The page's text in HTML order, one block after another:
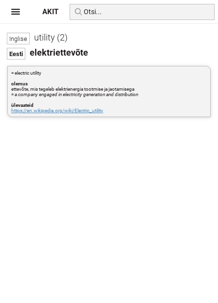
utility (2)
elektriettevõte
= electric utility
olemus
ettevõte, mis tegeleb elektrienergia tootmise ja jaotamisega
=a company engaged in electricity generation and distribution
ülevaateid
https://en.wikipedia.org/wiki/Electric_utility
AKIT